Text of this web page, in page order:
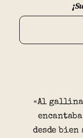
«Al
desde bien